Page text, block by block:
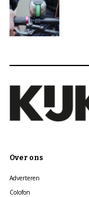
Over ons
Adverteren
Colofon